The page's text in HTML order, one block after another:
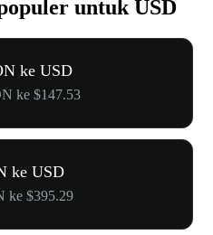
untuk USD
ke USD
ke $147.53
ke USD
ke $395.29